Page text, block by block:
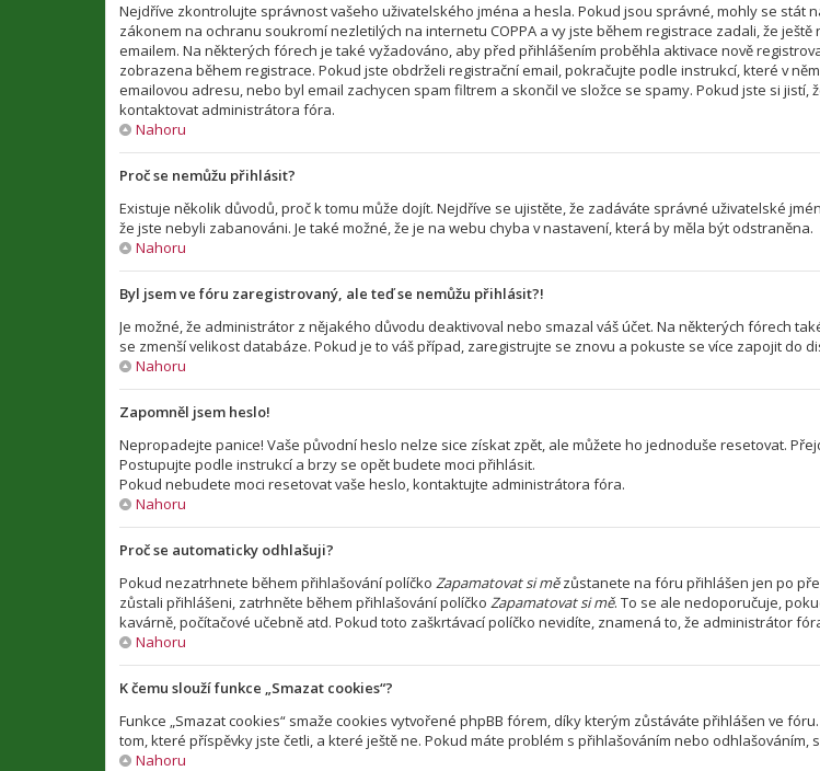
Nejdříve zkontrolujte správnost vašeho uživatelského jména a hesla. Pokud jsou správné, mohly se stát
zákonem na ochranu soukromí nezletilých na internetu COPPA a vy jste během registrace zadali, že
emailem. Na některých fórech je také vyžadováno, aby před přihlášením proběhla aktivace nově
zobrazena během registrace. Pokud jste obdrželi registrační email, pokračujte podle instrukcí, které v
emailovou adresu, nebo byl email zachycen spam filtrem a skončil ve složce se spamy. Pokud jste si
kontaktovat administrátora fóra.
Nahoru
Proč se nemůžu přihlásit?
Existuje několik důvodů, proč k tomu může dojít. Nejdříve se ujistěte, že zadáváte správné uživatelské
že jste nebyli zabanováni. Je také možné, že je na webu chyba v nastavení, která by měla být odstraněna.
Nahoru
Byl jsem ve fóru zaregistrovaný, ale teď se nemůžu přihlásit?!
Je možné, že administrátor z nějakého důvodu deaktivoval nebo smazal váš účet. Na některých fórech
se zmenší velikost databáze. Pokud je to váš případ, zaregistrujte se znovu a pokuste se více zapojit do
Nahoru
Zapomněl jsem heslo!
Nepropadejte panice! Vaše původní heslo nelze sice získat zpět, ale můžete ho jednoduše resetovat.
Postupujte podle instrukcí a brzy se opět budete moci přihlásit.
Pokud nebudete moci resetovat vaše heslo, kontaktujte administrátora fóra.
Nahoru
Proč se automaticky odhlašuji?
Pokud nezatrhnete během přihlašování políčko Zapamatovat si mězůstanete na fóru přihlášen jen po
zůstali přihlášeni, zatrhněte během přihlašování políčko Zapamatovat si mě. To se ale nedoporučuje,
kavárně, počítačové učebně atd. Pokud toto zaškrtávací políčko nevidíte, znamená to, že administrátor
Nahoru
K čemu slouží funkce „Smazat cookies“?
Funkce „Smazat cookies“ smaže cookies vytvořené phpBB fórem, díky kterým zůstáváte přihlášen ve
tom, které příspěvky jste četli, a které ještě ne. Pokud máte problém s přihlašováním nebo odhlašováním,
Nahoru